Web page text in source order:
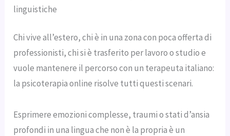
linguistiche
Chi vive all’estero, chi è in una zona con poca offerta di
professionisti, chi si è trasferito per lavoro o studio e
vuole mantenere il percorso con un terapeuta italiano:
la psicoterapia online risolve tutti questi scenari.
Esprimere emozioni complesse, traumi o stati d’ansia
profondi in una lingua che non è la propria è un